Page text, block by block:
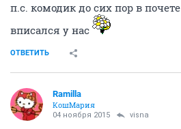
п.с. комодик до сих пор в почете
вписался у нас
ОТВЕТИТЬ
Ramilla
КошМария
04 ноября 2015 visna